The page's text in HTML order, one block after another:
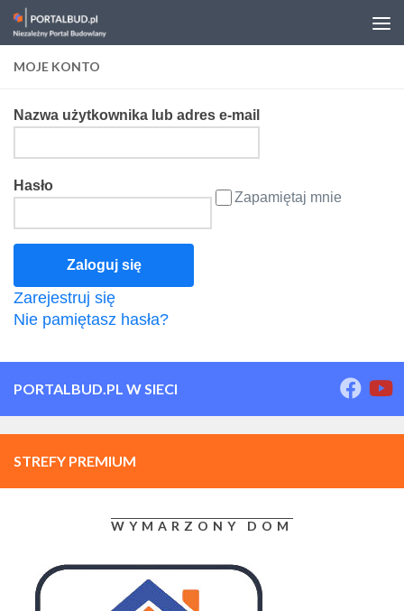
Skip to content
MOJE KONTO
Nazwa użytkownika lub adres e-mail
Hasło
Zapamiętaj mnie
Zarejestruj się
Nie pamiętasz hasła?
PORTALBUD.PL W SIECI
STREFY PREMIUM
WYMARZONY DOM